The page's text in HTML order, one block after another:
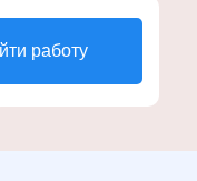
работу